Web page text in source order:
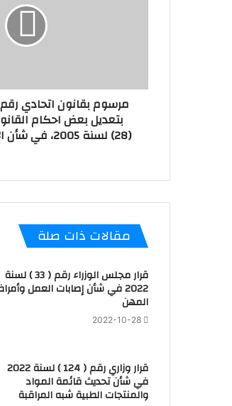
بتعديل بعض احكام
(28) لسنة 2005، في شأن الأحوال الشخصية
مقالات ذات صلة
قرار مجلس الوزراء رقم ( 33 ) لسنة
2022 في شأن إصابات العمل
المهن
2022-10-28
قرار وزاري رقم ( 124 ) لسنة 2022
في شأن تحديث قائمة المواد
والمنتجات الطبية شبه المراقبة